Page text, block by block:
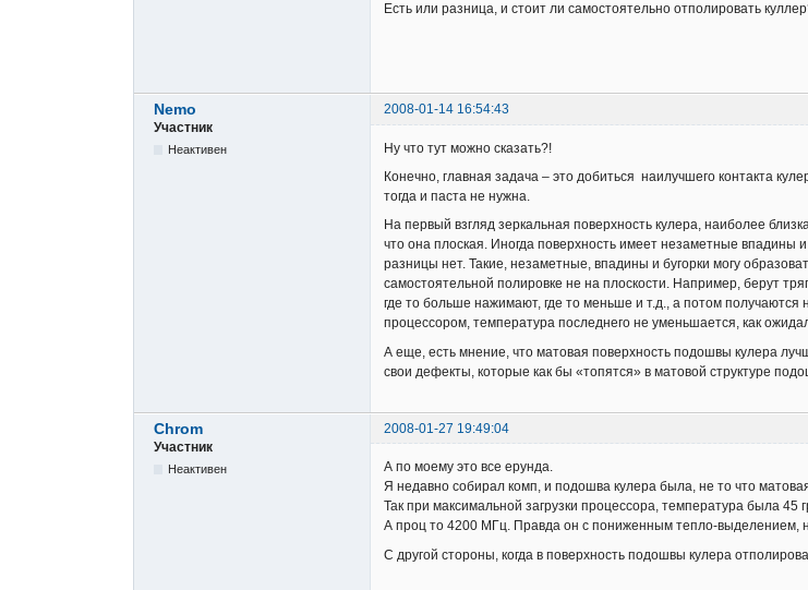
Есть или разница, и стоит ли самостоятельно отполировать
Nemo
2008-01-14 16:54:43
Участник
Неактивен
Ну что тут можно сказать?!
Конечно, главная задача – это добиться наилучшего контакта
тогда и паста не нужна.
На первый взгляд зеркальная поверхность кулера, наиболее
что она плоская. Иногда поверхность имеет незаметные впадины
разницы нет. Такие, незаметные, впадины и бугорки могу
самостоятельной полировке не на плоскости. Например, берут
где то больше нажимают, где то меньше и т.д., а потом
процессором, температура последнего не уменьшается, как
А еще, есть мнение, что матовая поверхность подошвы кулера
свои дефекты, которые как бы «топятся» в матовой структуре
Chrom
2008-01-27 19:49:04
Участник
Неактивен
А по моему это все ерунда.
Я недавно собирал комп, и подошва кулера была, не то что
Так при максимальной загрузки процессора, температура была 45
А проц то 4200 МГц. Правда он с пониженным тепло-выделением,
С другой стороны, когда в поверхность подошвы кулера